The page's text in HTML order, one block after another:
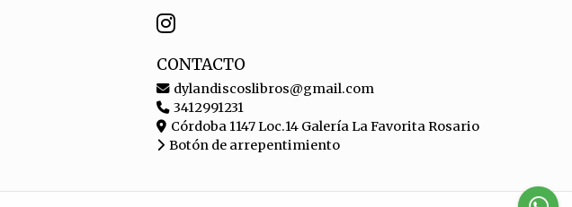
CONTACTO
dylandiscoslibros@gmail.com
3412991231
Córdoba 1147 Loc.14 Galería La Favorita Rosario
Botón de arrepentimiento